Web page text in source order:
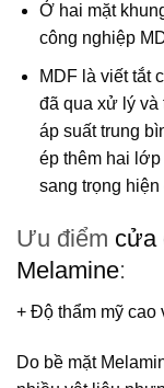
Ở hai mặt
công nghiệp
MDFlà viết tắt
đã qua xử lý và
áp suất trung
ép thêm hai
sang trọng hiện
Ưu điểm cửa
Melamine:
+ Độ thẩm mỹ cao
Do bề mặt